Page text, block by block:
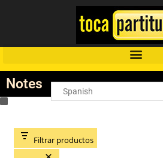
Notes
Filtrar productos